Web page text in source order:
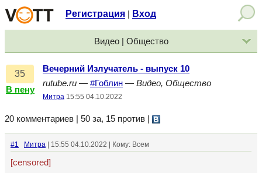
Регистрация Вход
Видео | Общество
35
В пену
Вечерний Излучатель - выпуск 10
rutube.ru — #Гоблин — Видео, Общество
Митра 15:55 04.10.2022
20 комментариев | 50 за, 15 против
#1 Митра | 15:55 04.10.2022 | Кому: Всем
[censored]